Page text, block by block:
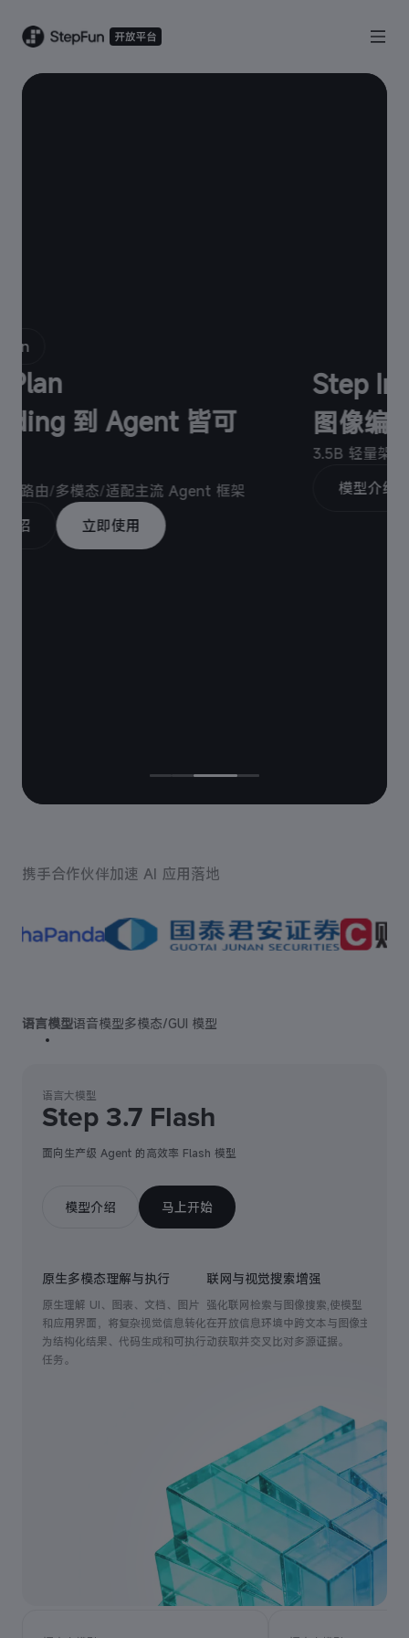
架
图像编辑与通用生图大模型
秒级响应
模型介绍
立即使用
携手合作伙伴加速 AI 应用落地
语言模型语音模型多模态/GUI 模型
语言大模型
Step 3.7 Flash
面向生产级 Agent 的高效率 Flash 模型
模型介绍 马上开始
原生多模态理解与执行
原生理解 UI、图表、文档、图片
和应用界面，将复杂视觉信息转化
为结构化结果、代码生成和可执行
任务。
联网与视觉搜索增强
强化联网检索与图像搜索,使模型
在开放信息环境中跨文本与图像主
动获取并交叉比对多源证据。